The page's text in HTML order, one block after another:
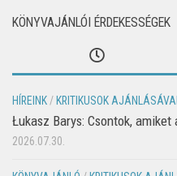
KÖNYVAJÁNLÓI ÉRDEKESSÉGEK
HÍREINK/ KRITIKUSOK
Łukasz Barys: Csontok,
2026.07.30.